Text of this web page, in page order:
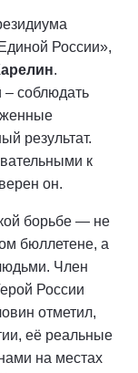
России»,
.
– соблюдать
результат.
к
он.
борьбе — не
бюллетене, а
Член
России
отметил,
её реальные
на местах